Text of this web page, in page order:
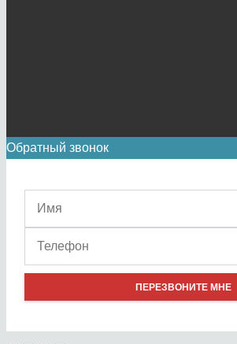
Обратный звонок